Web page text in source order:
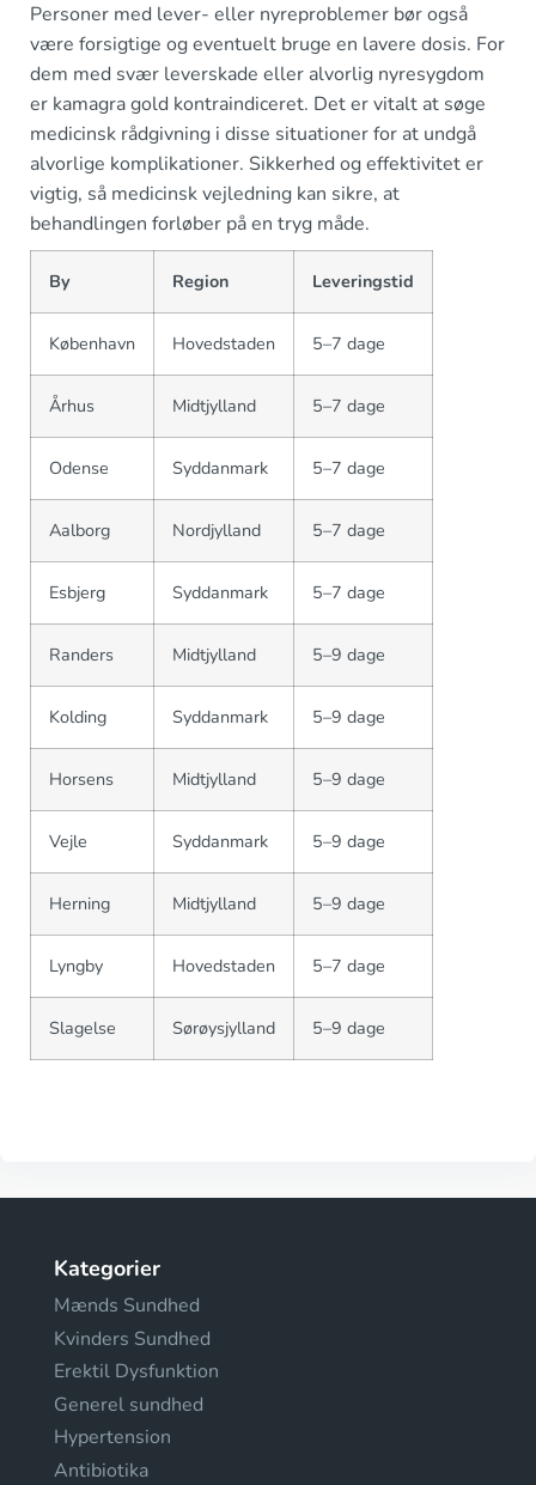
Personer med lever- eller nyreproblemer bør også
være forsigtige og eventuelt bruge en lavere dosis. For
dem med svær leverskade eller alvorlig nyresygdom
er kamagra gold kontraindiceret. Det er vitalt at søge
medicinsk rådgivning i disse situationer for at undgå
alvorlige komplikationer. Sikkerhed og effektivitet er
vigtig, så medicinsk vejledning kan sikre, at
behandlingen forløber på en tryg måde.
By Region Leveringstid
København Hovedstaden 5–7 dage
Århus Midtjylland 5–7 dage
Odense Syddanmark 5–7 dage
Aalborg Nordjylland 5–7 dage
Esbjerg Syddanmark 5–7 dage
Randers Midtjylland 5–9 dage
Kolding Syddanmark 5–9 dage
Horsens Midtjylland 5–9 dage
Vejle Syddanmark 5–9 dage
Herning Midtjylland 5–9 dage
Lyngby Hovedstaden 5–7 dage
Slagelse Sørøysjylland 5–9 dage
Kategorier
Mænds Sundhed
Kvinders Sundhed
Erektil Dysfunktion
Generel sundhed
Hypertension
Antibiotika